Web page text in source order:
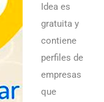
Idea es
gratuita y
contiene
perfiles de
empresas
que